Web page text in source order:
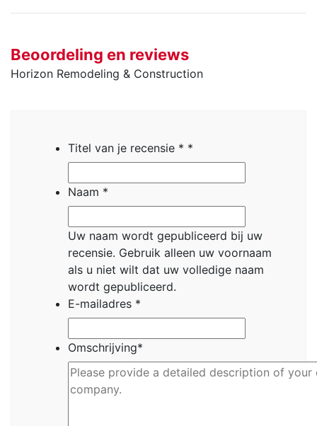
Beoordeling en reviews
Horizon Remodeling & Construction
Titel van je recensie * *
Naam *
Uw naam wordt gepubliceerd bij uw
recensie. Gebruik alleen uw voornaam
als u niet wilt dat uw volledige naam
wordt gepubliceerd.
E-mailadres *
Omschrijving*